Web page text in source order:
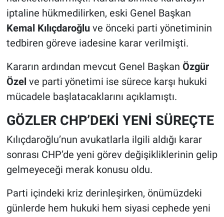
iptaline hükmedilirken, eski Genel Başkan
Kemal Kılıçdaroğluve önceki parti yönetiminin
tedbiren göreve iadesine karar verilmişti.
Kararın ardından mevcut Genel Başkan Özgür
Özel ve parti yönetimi ise sürece karşı hukuki
mücadele başlatacaklarını açıklamıştı.
GÖZLER CHP’DEKİ YENİ SÜREÇTE
Kılıçdaroğlu’nun avukatlarla ilgili aldığı karar
sonrası CHP’de yeni görev değişikliklerinin gelip
gelmeyeceği merak konusu oldu.
Parti içindeki kriz derinleşirken, önümüzdeki
günlerde hem hukuki hem siyasi cephede yeni